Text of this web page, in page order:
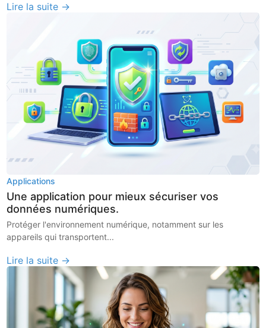
Lire la suite →
Applications
Une application pour mieux sécuriser vos
données numériques.
Protéger l'environnement numérique, notamment sur les
appareils qui transportent...
Lire la suite →